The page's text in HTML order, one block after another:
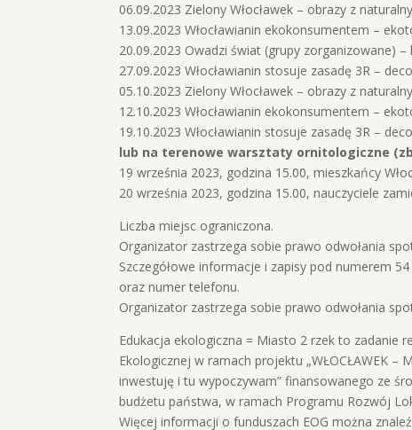
06.09.2023 Zielony Włocławek – obrazy z
13.09.2023 Włocławianin ekokonsumentem –
20.09.2023 Owadzi świat (grupy zorganizowane)
27.09.2023 Włocławianin stosuje zasadę 3R –
05.10.2023 Zielony Włocławek – obrazy z
12.10.2023 Włocławianin ekokonsumentem –
19.10.2023 Włocławianin stosuje zasadę 3R –
lub na terenowe warsztaty ornitologiczne
19 września 2023, godzina 15.00, mieszkańcy
20 września 2023, godzina 15.00, nauczyciele
Liczba miejsc ograniczona.
Organizator zastrzega sobie prawo odwołania
Szczegółowe informacje i zapisy pod numerem
oraz numer telefonu.
Organizator zastrzega sobie prawo odwołania
Edukacja ekologiczna = Miasto 2 rzek to zadanie
Ekologicznej w ramach projektu „WŁOCŁAWEK –
inwestuję i tu wypoczywam” finansowanego ze
budżetu państwa, w ramach Programu Rozwój
Więcej informacji o funduszach EOG można